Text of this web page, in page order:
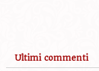
Ultimi commenti